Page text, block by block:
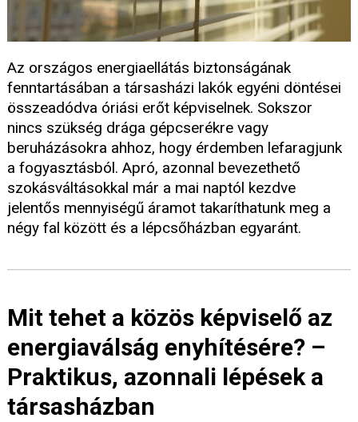
Az országos energiaellátás biztonságának
fenntartásában a társasházi lakók egyéni döntései
összeadódva óriási erőt képviselnek. Sokszor
nincs szükség drága gépcserékre vagy
beruházásokra ahhoz, hogy érdemben lefaragjunk
a fogyasztásból. Apró, azonnal bevezethető
szokásváltásokkal már a mai naptól kezdve
jelentős mennyiségű áramot takaríthatunk meg a
négy fal között és a lépcsőházban egyaránt.
Mit tehet a közös képviselő az
energiaválság enyhítésére? –
Praktikus, azonnali lépések a
társasházban